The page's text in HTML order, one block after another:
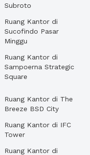
Subroto
Ruang Kantor di
Sucofindo Pasar
Minggu
Ruang Kantor di
Sampoerna Strategic
Square
Ruang Kantor di The
Breeze BSD City
Ruang Kantor di IFC
Tower
Ruang Kantor di